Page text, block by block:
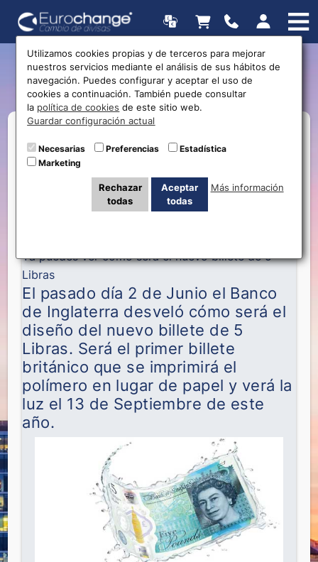
Nuevo billete de 5 Libras
Ya puedes ver cómo será el nuevo billete de 5
Libras
El pasado día 2 de Junio el Banco
de Inglaterra desveló cómo será el
diseño del nuevo billete de 5
Libras. Será el primer billete
británico que se imprimirá el
polímero en lugar de papel y verá la
luz el 13 de Septiembre de este
año.
Utilizamos cookies propias y de terceros para mejorar
nuestros servicios mediante el análisis de sus hábitos de
navegación. Puedes configurar y aceptar el uso de
cookies a continuación. También puede consultar
la política de cookies de este sitio web.
Guardar configuración actual
Necesarias Preferencias
Estadística
Marketing
Rechazar
todas
Aceptar
todas
Más información